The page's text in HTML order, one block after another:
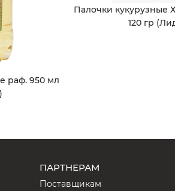
раф. 950 мл
Палочки кукурузные
120 гр
ПАРТНЕРАМ
Поставщикам